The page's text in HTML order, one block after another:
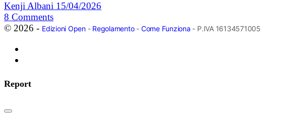
Kenji Albani 15/04/2026
8 Comments
© 2026 - Edizioni Open- Regolamento- Come Funziona - P.IVA 16134571005
Report